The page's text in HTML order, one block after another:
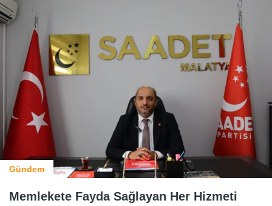
Gündem
Memlekete Fayda Sağlayan Her Hizmeti